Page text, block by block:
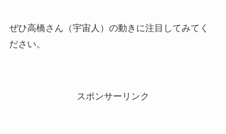
ぜひ高橋さん（宇宙人）の動きに注目してみてく
ださい。
スポンサーリンク